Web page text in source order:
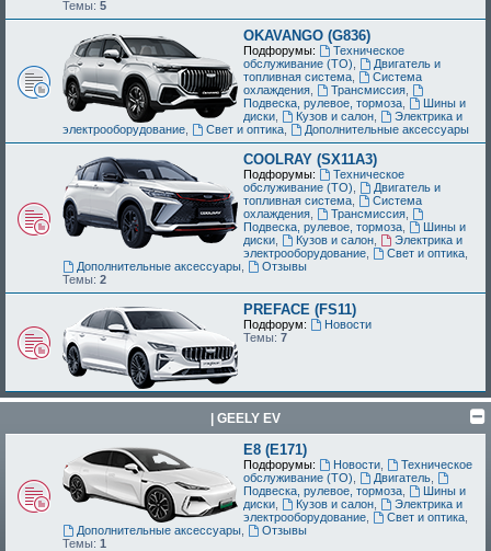
Темы: 5
OKAVANGO (G836)
Подфорумы:
Техническое
обслуживание (ТО)
Двигатель и
топливная система
Система
охлаждения
Трансмиссия,
Подвеска, рулевое, тормоза
Шины и
диски
Кузов и салон,
Электрика и
электрооборудование
Свет и оптика, Дополнительные аксессуары
COOLRAY (SX11A3)
Подфорумы:
Техническое
обслуживание (ТО)
Двигатель и
топливная система
Система
охлаждения
Трансмиссия,
Подвеска, рулевое, тормоза
Шины и
диски
Кузов и салон,
Электрика и
электрооборудование
Свет и оптика,
Дополнительные аксессуары,
Отзывы
Темы: 2
PREFACE (FS11)
Подфорум:
Новости
Темы: 7
| GEELY EV
E8 (E171)
Подфорумы: Новости,
Техническое
обслуживание (ТО)
Двигатель,
Подвеска, рулевое, тормоза
Шины и
диски
Кузов и салон,
Электрика и
электрооборудование
Свет и оптика,
Дополнительные аксессуары,
Отзывы
Темы: 1